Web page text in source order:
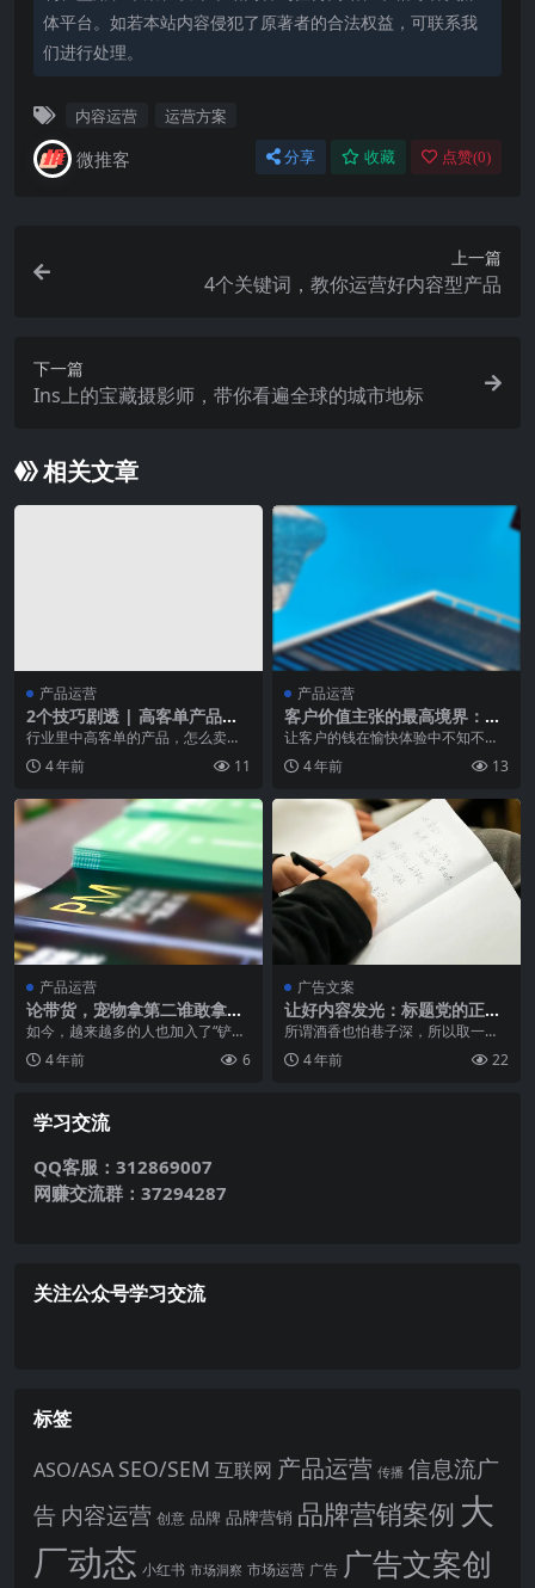
体平台。如若本站内容侵犯了原著者的合法权益，可联系我
们进行处理。
内容运营 运营方案
微推客 分享 收藏 点赞(0)
上一篇
4个关键词，教你运营好内容型产品
下一篇
Ins上的宝藏摄影师，带你看遍全球的城市地标
相关文章
产品运营
2个技巧剧透 | 高客单产品，
怎么卖？
行业里中高客单的产品，怎么卖？
很多流量型操盘手会说，降价，上
大主播，给高佣金，...
4 年前 11
产品运营
客户价值主张的最高境界：让
客户不知不觉愉快地下单
让客户的钱在愉快体验中不知不觉
地被取走，才是「客户价值主张」
的最高境界…… 京东...
4 年前 13
产品运营
论带货，宠物拿第二谁敢拿第
一？
如今，越来越多的人也加入了“铲屎
官”的队伍。 城市化的迅速发展，以
及我国的产业布...
4 年前 6
广告文案
让好内容发光：标题党的正确
打开方式
所谓酒香也怕巷子深，所以取一个
能吸引人的标题是必要的。不过也
不能无中生有、哗众取...
4 年前 22
学习交流
QQ客服：312869007
网赚交流群：37294287
关注公众号学习交流
标签
ASO/ASA SEO/SEM 互联网 产品运营 传播 信息流广
告 内容运营 创意 品牌 品牌营销 品牌营销案例 大
厂动态 小红书 市场洞察 市场运营 广告 广告文案创